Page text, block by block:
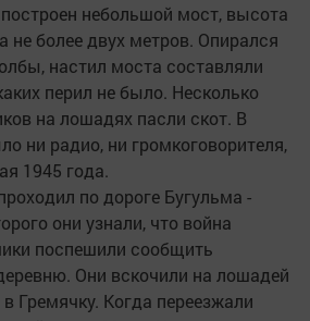
небольшой мост, высота
не более двух метров. Опирался
настил моста составляли
перил не было. Несколько
на лошадях пасли скот. В
ни радио, ни громкоговорителя,
1945 года.
по дороге Бугульма -
они узнали, что война
поспешили сообщить
Они вскочили на лошадей
Гремячку. Когда переезжали